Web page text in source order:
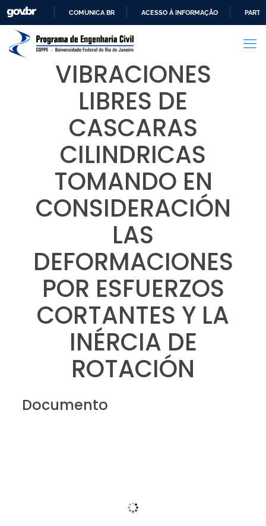
PARA
CONTEÚDO
COMUNICA BR ACESSO À INFORMAÇÃO
VIBRACIONES
LIBRES DE
CASCARAS
CILINDRICAS
TOMANDO EN
CONSIDERACIÓN
LAS
DEFORMACIONES
POR ESFUERZOS
CORTANTES Y LA
INÉRCIA DE
ROTACIÓN
Documento